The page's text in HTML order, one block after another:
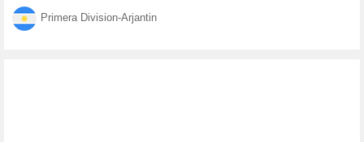
Primera Division-Arjantin